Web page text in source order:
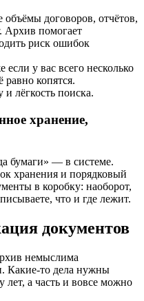
объёмы договоров, отчётов,
Архив помогает
риск ошибок
если у вас всего несколько
равно копятся.
лёгкость поиска.
хранение,
бумаги» — в системе.
хранения и порядковый
в коробку: наоборот,
что и где лежит.
документов
немыслима
Какие-то дела нужны
лет, а часть и вовсе можно